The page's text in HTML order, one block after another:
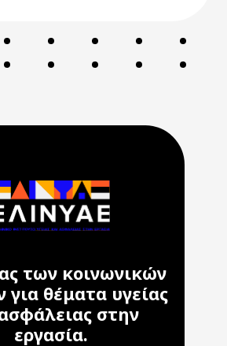
των κοινωνικών
για θέματα υγείας
στην
εργασία.